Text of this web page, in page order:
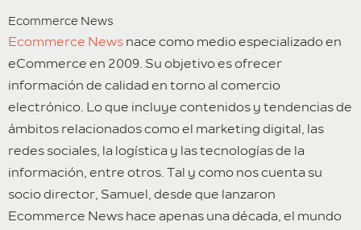
Ecommerce News
Ecommerce News nace como medio especializado en
eCommerce en 2009. Su objetivo es ofrecer
información de calidad en torno al comercio
electrónico. Lo que incluye contenidos y tendencias de
ámbitos relacionados como el marketing digital, las
redes sociales, la logística y las tecnologías de la
información, entre otros. Tal y como nos cuenta su
socio director, Samuel, desde que lanzaron
Ecommerce News hace apenas una década, el mundo